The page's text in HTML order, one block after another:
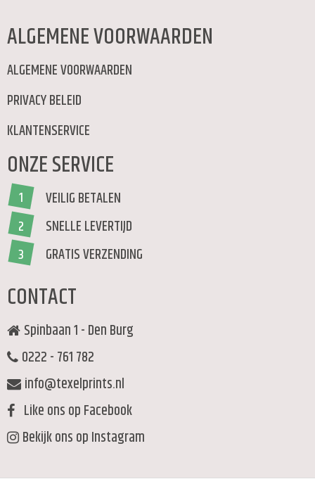
ALGEMENE VOORWAARDEN
ALGEMENE VOORWAARDEN
PRIVACY BELEID
KLANTENSERVICE
ONZE SERVICE
1 VEILIG BETALEN
2 SNELLE LEVERTIJD
3 GRATIS VERZENDING
CONTACT
Spinbaan 1 - Den Burg
0222 - 761 782
info@texelprints.nl
Like ons op Facebook
Bekijk ons op Instagram